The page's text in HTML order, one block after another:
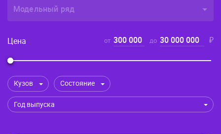
Модельный ряд
Цена от 300 000 до 30 000 000 ₽
Кузов Состояние
Год выпуска